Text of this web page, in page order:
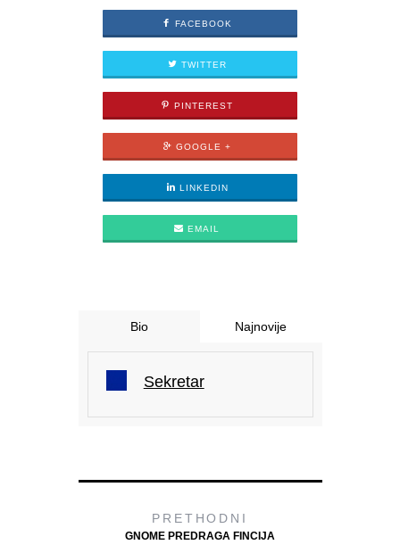
FACEBOOK
TWITTER
PINTEREST
GOOGLE +
LINKEDIN
EMAIL
Bio Najnovije
Sekretar
PRETHODNI
GNOME PREDRAGA FINCIJA